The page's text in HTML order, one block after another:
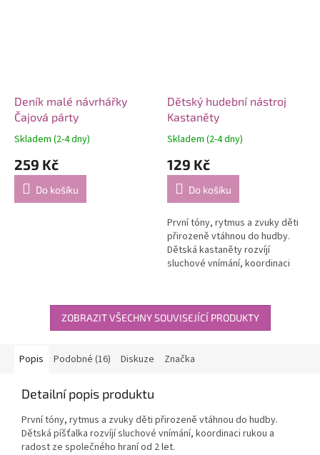
Deník malé návrhářky
Čajová párty
Skladem (2-4 dny)
259 Kč
Do košíku
Dětský hudební nástroj
Kastaněty
Skladem (2-4 dny)
129 Kč
Do košíku
První tóny, rytmus a zvuky děti
přirozeně vtáhnou do hudby.
Dětská kastaněty rozvíjí
sluchové vnímání, koordinaci
ZOBRAZIT VŠECHNY SOUVISEJÍCÍ PRODUKTY
Popis Podobné (16) Diskuze Značka
Detailní popis produktu
První tóny, rytmus a zvuky děti přirozeně vtáhnou do hudby.
Dětská píšťalka rozvíjí sluchové vnímání, koordinaci rukou a
radost ze společného hraní od 2 let.